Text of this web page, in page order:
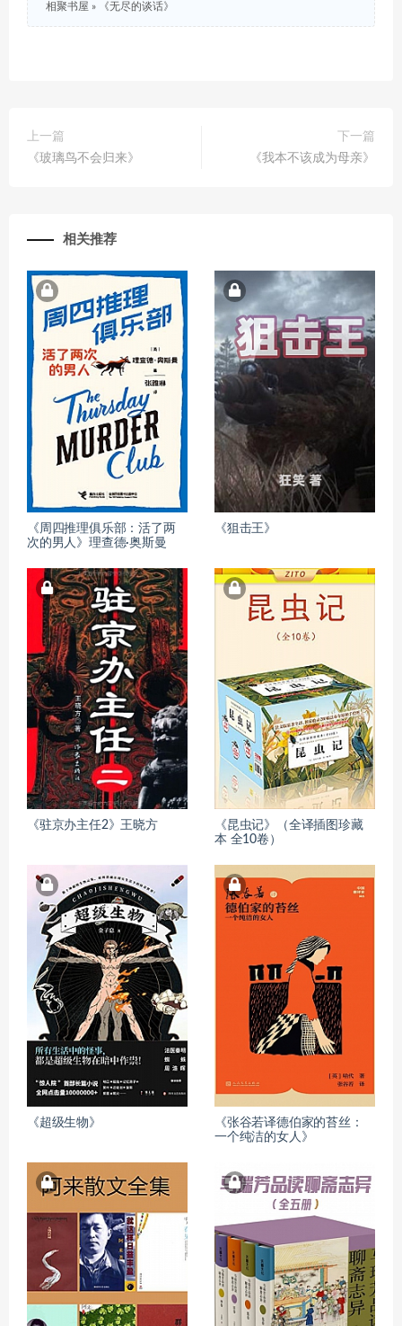
相聚书屋 » 《无尽的谈话》
上一篇
《玻璃鸟不会归来》
下一篇
《我本不该成为母亲》
相关推荐
《周四推理俱乐部：活了两
次的男人》理查德·奥斯曼
《狙击王》
《驻京办主任2》王晓方
《昆虫记》（全译插图珍藏
本 全10卷）
《超级生物》
《张谷若译德伯家的苔丝：
一个纯洁的女人》